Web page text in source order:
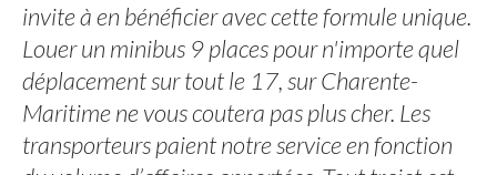
invite à en bénéficier avec cette formule unique.
Louer un minibus 9 places pour n'importe quel
déplacement sur tout le 17, sur Charente-
Maritime ne vous coutera pas plus cher. Les
transporteurs paient notre service en fonction